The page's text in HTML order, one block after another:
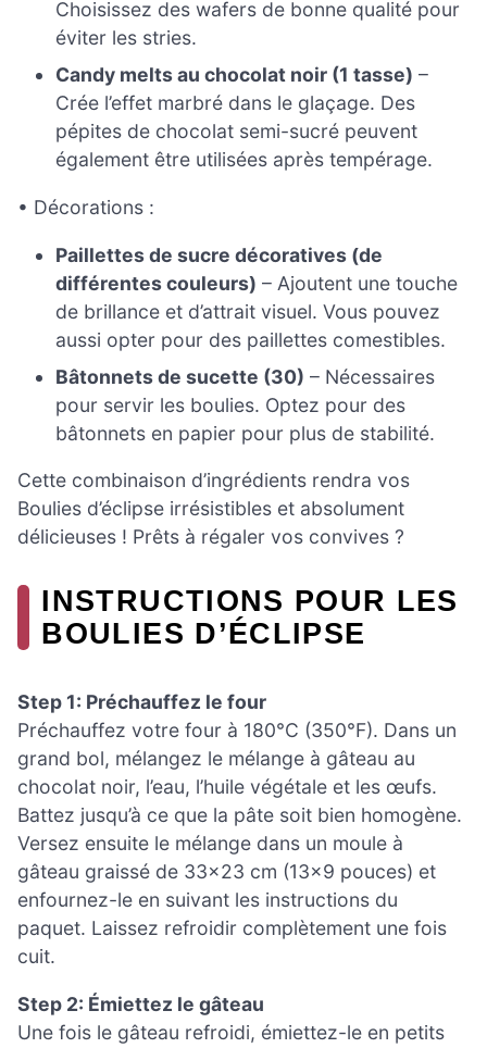
Choisissez des wafers de bonne qualité pour
éviter les stries.
Candy melts au chocolat noir (1 tasse) –
Crée l’effet marbré dans le glaçage. Des
pépites de chocolat semi-sucré peuvent
également être utilisées après tempérage.
• Décorations :
Paillettes de sucre décoratives (de
différentes couleurs) – Ajoutent une touche
de brillance et d’attrait visuel. Vous pouvez
aussi opter pour des paillettes comestibles.
Bâtonnets de sucette (30) – Nécessaires
pour servir les boulies. Optez pour des
bâtonnets en papier pour plus de stabilité.
Cette combinaison d’ingrédients rendra vos
Boulies d’éclipse irrésistibles et absolument
délicieuses ! Prêts à régaler vos convives ?
INSTRUCTIONS POUR LES
BOULIES D’ÉCLIPSE
Step 1: Préchauffez le four
Préchauffez votre four à 180°C (350°F). Dans un
grand bol, mélangez le mélange à gâteau au
chocolat noir, l’eau, l’huile végétale et les œufs.
Battez jusqu’à ce que la pâte soit bien homogène.
Versez ensuite le mélange dans un moule à
gâteau graissé de 33×23 cm (13×9 pouces) et
enfournez-le en suivant les instructions du
paquet. Laissez refroidir complètement une fois
cuit.
Step 2: Émiettez le gâteau
Une fois le gâteau refroidi, émiettez-le en petits